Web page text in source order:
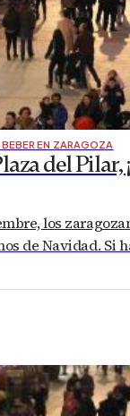
EN ZARAGOZA
del Pilar,
los
de Navidad. Si